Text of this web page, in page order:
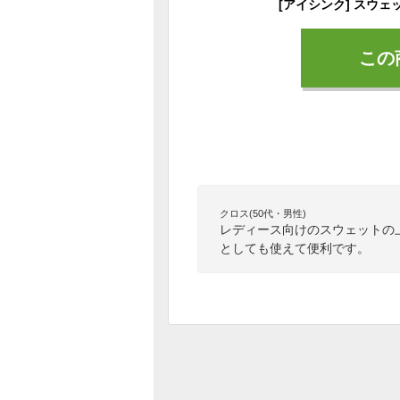
こ
クロス(50代・男性)
レディース向けのスウェット
としても使えて便利です。